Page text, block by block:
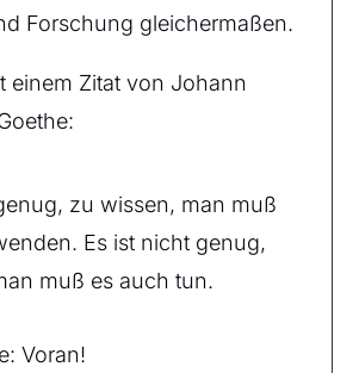
Forschung gleichermaßen.
einem Zitat von Johann
zu wissen, man muß
Es ist nicht genug,
muß es auch tun.
Voran!